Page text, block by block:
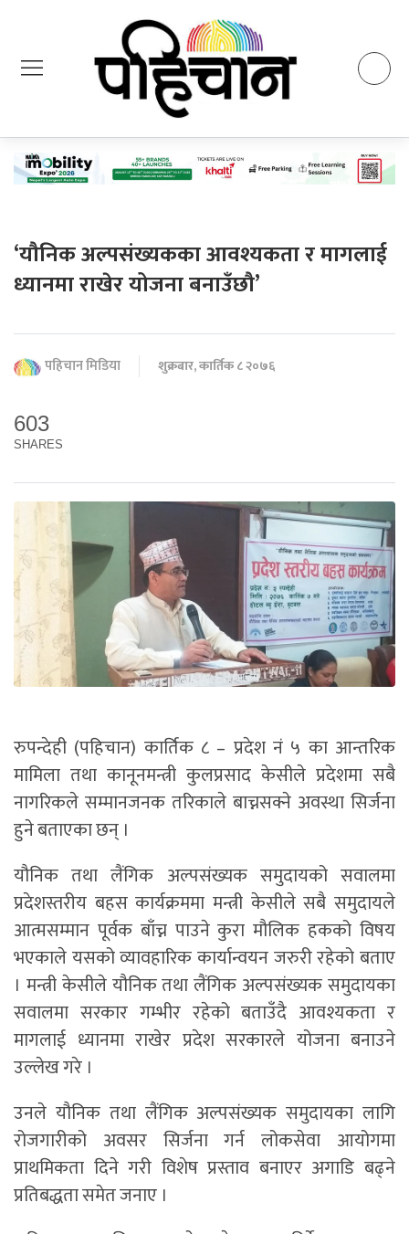
‘यौनिक अल्पसंख्यकका आवश्यकता र मागलाई
ध्यानमा राखेर योजना बनाउँछौ’
पहिचान मिडिया शुक्रबार, कार्तिक ८ २०७६
603
SHARES
रुपन्देही (पहिचान) कार्तिक ८ – प्रदेश नं ५ का आन्तरिक
मामिला तथा कानूनमन्त्री कुलप्रसाद केसीले प्रदेशमा सबै
नागरिकले सम्मानजनक तरिकाले बाच्नसक्ने अवस्था सिर्जना
हुने बताएका छन् ।
यौनिक तथा लैंगिक अल्पसंख्यक समुदायको सवालमा
प्रदेशस्तरीय बहस कार्यक्रममा मन्त्री केसीले सबै समुदायले
आत्मसम्मान पूर्वक बाँच्न पाउने कुरा मौलिक हकको विषय
भएकाले यसको व्यावहारिक कार्यान्वयन जरुरी रहेको बताए
। मन्त्री केसीले यौनिक तथा लैंगिक अल्पसंख्यक समुदायका
सवालमा सरकार गम्भीर रहेको बताउँदै आवश्यकता र
मागलाई ध्यानमा राखेर प्रदेश सरकारले योजना बनाउने
उल्लेख गरे ।
उनले यौनिक तथा लैंगिक अल्पसंख्यक समुदायका लागि
रोजगारीको अवसर सिर्जना गर्न लोकसेवा आयोगमा
प्राथमिकता दिने गरी विशेष प्रस्ताव बनाएर अगाडि बढ्ने
प्रतिबद्धता समेत जनाए ।